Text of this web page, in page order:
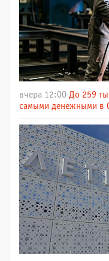
вчера 12:00 До 259
самыми денежными в